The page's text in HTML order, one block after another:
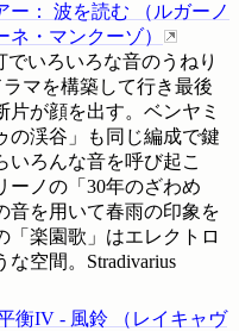
ー ： 波を読む （ ルガーノ
ネ・マンクーゾ）
でいろいろな音のうねり
マを構築して行き最後
片が顔を出す。ベンヤミ
の渓谷」も同じ編成で鍵
いろんな音を呼び起こ
ーノの「30年のざわめ
音を用いて春雨の印象を
「楽園歌」はエレクトロ
空間。Stradivarius
衡IV - 風鈴 （ レイキャヴ